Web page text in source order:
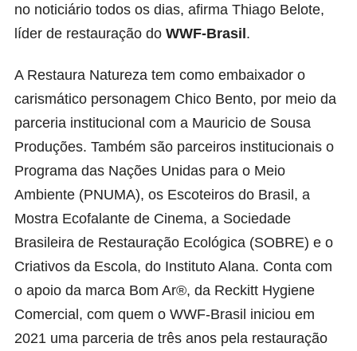
no noticiário todos os dias, afirma Thiago Belote,
líder de restauração do WWF-Brasil.
A Restaura Natureza tem como embaixador o
carismático personagem Chico Bento, por meio da
parceria institucional com a Mauricio de Sousa
Produções. Também são parceiros institucionais o
Programa das Nações Unidas para o Meio
Ambiente (PNUMA), os Escoteiros do Brasil, a
Mostra Ecofalante de Cinema, a Sociedade
Brasileira de Restauração Ecológica (SOBRE) e o
Criativos da Escola, do Instituto Alana. Conta com
o apoio da marca Bom Ar®, da Reckitt Hygiene
Comercial, com quem o WWF-Brasil iniciou em
2021 uma parceria de três anos pela restauração